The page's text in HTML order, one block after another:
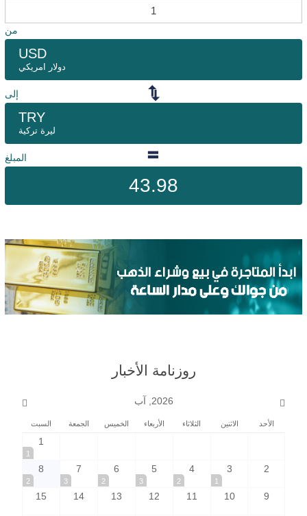
من
USD
دولار امريكي
إلى
TRY
ليرة تركية
المبلغ
43.98
روزنامة الأخبار
2026, آب
الأحد الاثنين الثلاثاء الأربعاء الخميس الجمعة السبت
1
1
2
3
1
4
2
5
3
6
2
7
3
8
2
9
10
11
12
13
14
15